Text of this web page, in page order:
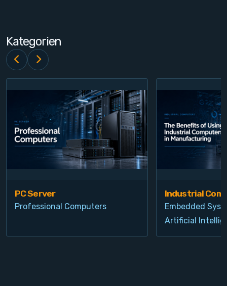
Registrieren
Kategorien
PC Server
Professional Computers
Industrial
Embedded
Artificial